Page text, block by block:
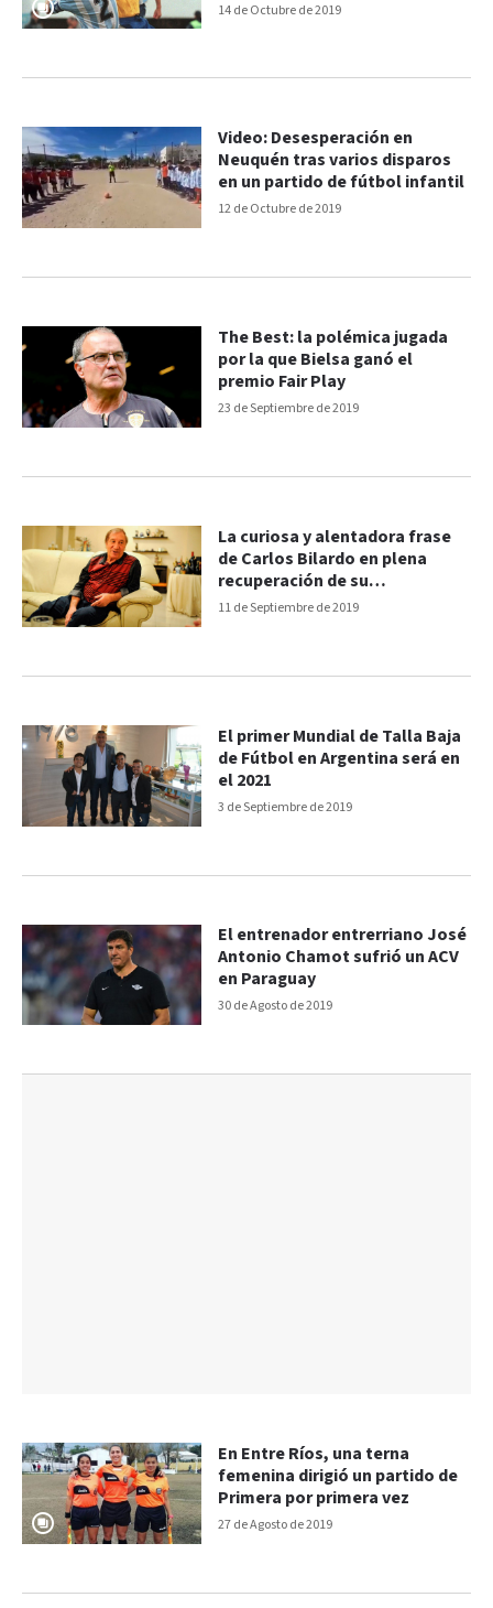
14 de Octubre de 2019
12 de Octubre de 2019
Video: Desesperación en
Neuquén tras varios disparos
en un partido de fútbol infantil
23 de Septiembre de 2019
The Best: la polémica jugada
por la que Bielsa ganó el
premio Fair Play
11 de Septiembre de 2019
La curiosa y alentadora frase
de Carlos Bilardo en plena
recuperación de su
enfermedad
3 de Septiembre de 2019
El primer Mundial de Talla Baja
de Fútbol en Argentina será en
el 2021
30 de Agosto de 2019
El entrenador entrerriano José
Antonio Chamot sufrió un ACV
en Paraguay
27 de Agosto de 2019
En Entre Ríos, una terna
femenina dirigió un partido de
Primera por primera vez